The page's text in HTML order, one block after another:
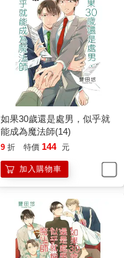
如果30歲還是處男，似乎就
能成為魔法師(14)
9 折 特價 144 元
加入購物車